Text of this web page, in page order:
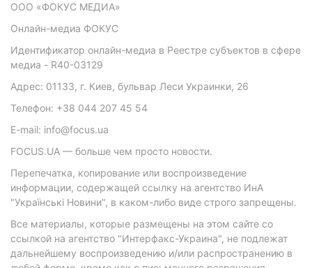
ООО «ФОКУС МЕДИА»
Онлайн-медиа ФОКУС
Идентификатор онлайн-медиа в Реестре субъектов в сфере
медиа - R40-03129
Адрес: 01133, г. Киев, бульвар Леси Украинки, 26
Телефон: +38 044 207 45 54
E-mail: info@focus.ua
FOCUS.UA — больше чем просто новости.
Перепечатка, копирование или воспроизведение
информации, содержащей ссылку на агентство ИнА
"Українські Новини", в каком-либо виде строго запрещены.
Все материалы, которые размещены на этом сайте со
ссылкой на агентство "Интерфакс-Украина", не подлежат
дальнейшему воспроизведению и/или распространению в